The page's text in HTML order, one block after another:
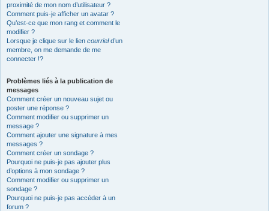
proximité de mon nom d’utilisateur ?
Comment puis-je afficher un avatar ?
Qu’est-ce que mon rang et comment le
modifier ?
Lorsque je clique sur le lien courrield’un
membre, on me demande de me
connecter !?
Problèmes liés à la publication de
messages
Comment créer un nouveau sujet ou
poster une réponse ?
Comment modifier ou supprimer un
message ?
Comment ajouter une signature à mes
messages ?
Comment créer un sondage ?
Pourquoi ne puis-je pas ajouter plus
d’options à mon sondage ?
Comment modifier ou supprimer un
sondage ?
Pourquoi ne puis-je pas accéder à un
forum ?